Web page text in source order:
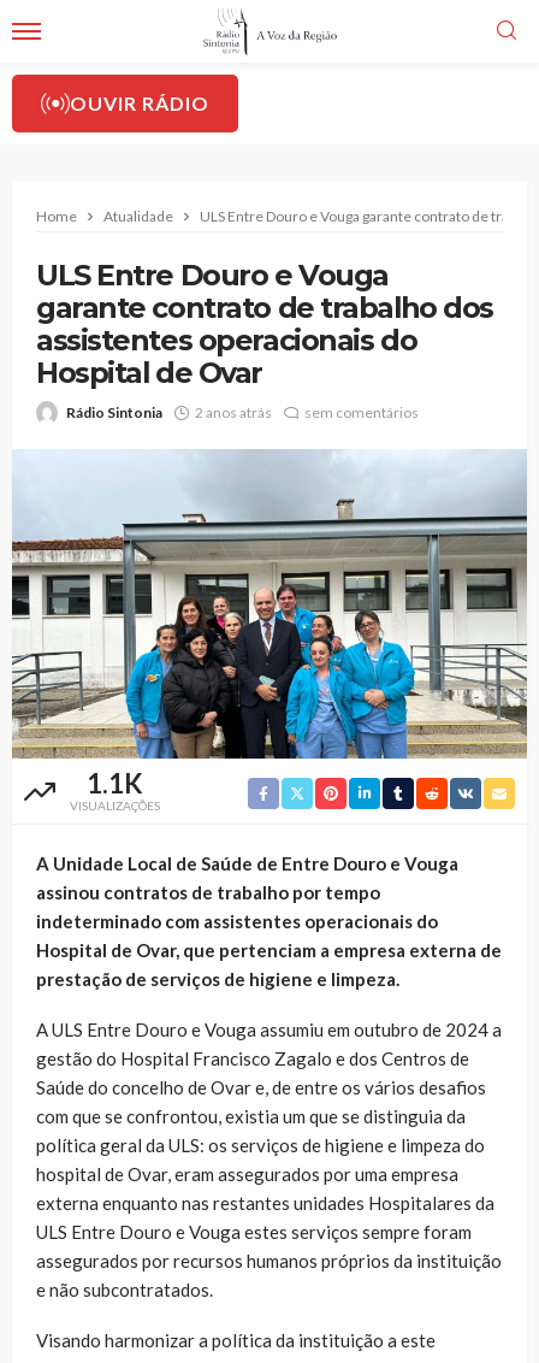
OUVIR RÁDIO
Home Atualidade ULS Entre Douro e Vouga garante contrato de
ULS Entre Douro e Vouga
garante contrato de trabalho dos
assistentes operacionais do
Hospital de Ovar
Rádio Sintonia 2 anos atrás sem comentários
1.1K
VISUALIZAÇÕES
A Unidade Local de Saúde de Entre Douro e Vouga
assinou contratos de trabalho por tempo
indeterminado com assistentes operacionais do
Hospital de Ovar, que pertenciam a empresa externa de
prestação de serviços de higiene e limpeza.
A ULS Entre Douro e Vouga assumiu em outubro de 2024 a
gestão do Hospital Francisco Zagalo e dos Centros de
Saúde do concelho de Ovar e, de entre os vários desafios
com que se confrontou, existia um que se distinguia da
política geral da ULS: os serviços de higiene e limpeza do
hospital de Ovar, eram assegurados por uma empresa
externa enquanto nas restantes unidades Hospitalares da
ULS Entre Douro e Vouga estes serviços sempre foram
assegurados por recursos humanos próprios da instituição
e não subcontratados.
Visando harmonizar a política da instituição a este